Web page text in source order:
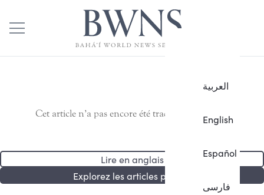
العربية
English
Español
فارسی
Cet article n’a pas encore été traduit en français.
Lire en anglais
Explorez les articles publiés